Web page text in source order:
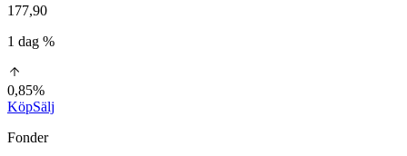
177,90
1 dag %
0,85%
KöpSälj
Fonder